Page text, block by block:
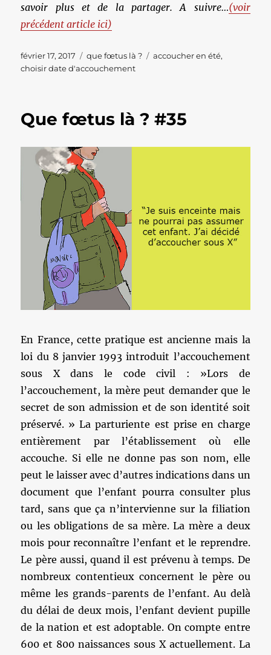
savoir plus et de la partager. A suivre…(voir
précédent article ici)
Publié
le
février 17, 2017 Catégories
que fœtus là ? Étiquettes
accoucher en été,
choisir date d'accouchement
Que fœtus là ? #35
En France, cette pratique est ancienne mais la
loi du 8 janvier 1993 introduit l’accouchement
sous X dans le code civil : »Lors de
l’accouchement, la mère peut demander que le
secret de son admission et de son identité soit
préservé. » La parturiente est prise en charge
entièrement par l’établissement où elle
accouche. Si elle ne donne pas son nom, elle
peut le laisser avec d’autres indications dans un
document que l’enfant pourra consulter plus
tard, sans que ça n’intervienne sur la filiation
ou les obligations de sa mère. La mère a deux
mois pour reconnaître l’enfant et le reprendre.
Le père aussi, quand il est prévenu à temps. De
nombreux contentieux concernent le père ou
même les grands-parents de l’enfant. Au delà
du délai de deux mois, l’enfant devient pupille
de la nation et est adoptable. On compte entre
600 et 800 naissances sous X actuellement. La